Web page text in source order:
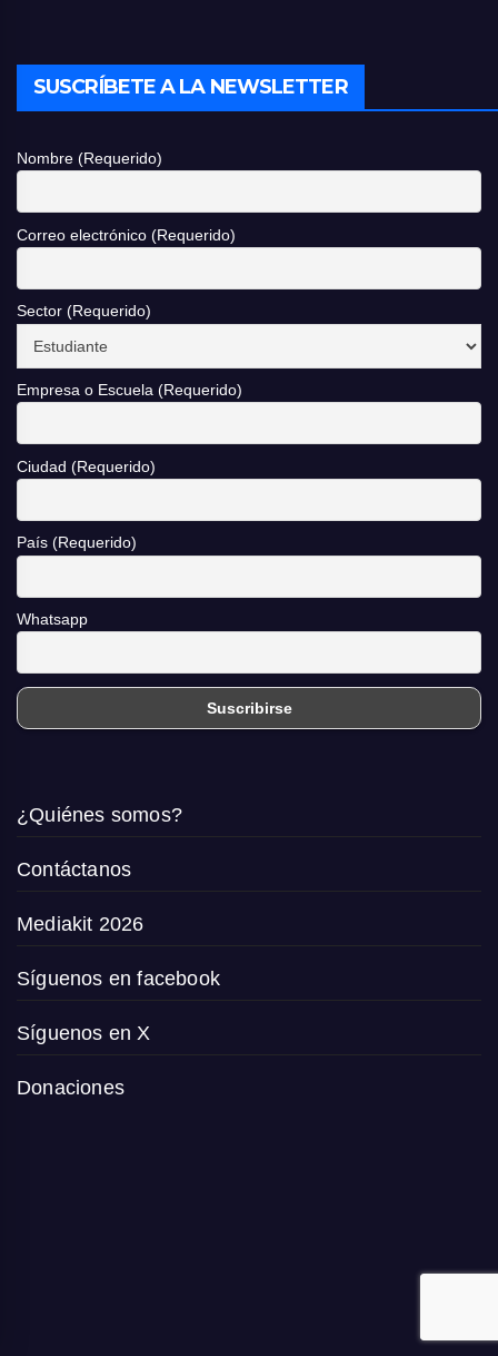
SUSCRÍBETE A LA NEWSLETTER
Nombre (Requerido)
Correo electrónico (Requerido)
Sector (Requerido)
Empresa o Escuela (Requerido)
Ciudad (Requerido)
País (Requerido)
Whatsapp
¿Quiénes somos?
Contáctanos
Mediakit 2026
Síguenos en facebook
Síguenos en X
Donaciones